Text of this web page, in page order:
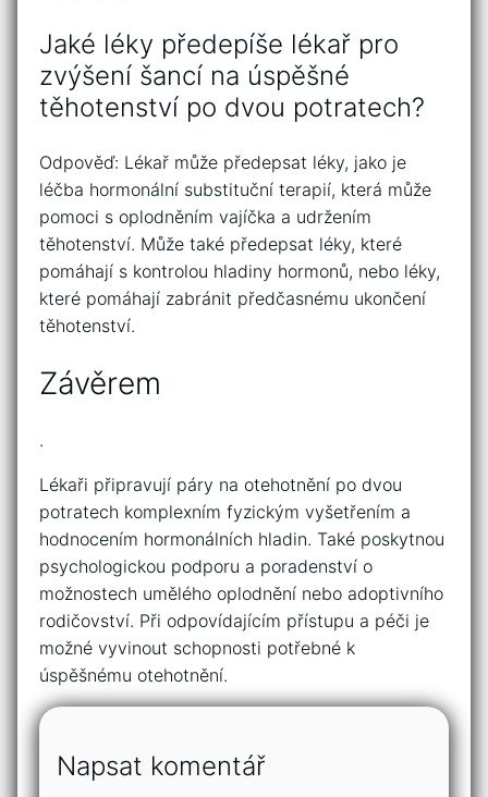
Jaké léky předepíše lékař pro
zvýšení šancí na úspěšné
těhotenství po dvou potratech?
Odpověď: Lékař může předepsat léky, jako je
léčba hormonální substituční terapií, která může
pomoci s oplodněním vajíčka a udržením
těhotenství. Může také předepsat léky, které
pomáhají s kontrolou hladiny hormonů, nebo léky,
které pomáhají zabránit předčasnému ukončení
těhotenství.
Závěrem
.
Lékaři připravují páry na otehotnění po dvou
potratech komplexním fyzickým vyšetřením a
hodnocením hormonálních hladin. Také poskytnou
psychologickou podporu a poradenství o
možnostech umělého oplodnění nebo adoptivního
rodičovství. Při odpovídajícím přístupu a péči je
možné vyvinout schopnosti potřebné k
úspěšnému otehotnění.
Napsat komentář